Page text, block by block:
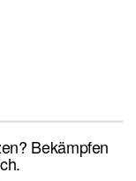
Bekämpfen